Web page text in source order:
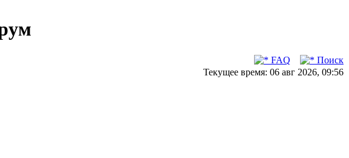
FAQ
Поиск
Текущее время: 06 авг 2026, 09:56